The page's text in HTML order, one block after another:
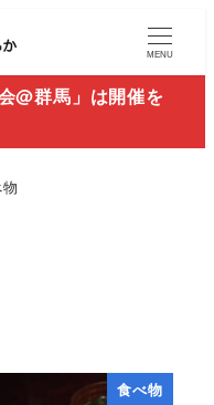
MENU
@群馬」は開催を
食べ物